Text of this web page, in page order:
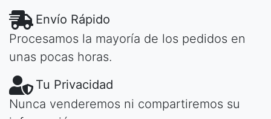
Envío Rápido
Procesamos la mayoría de los pedidos en
unas pocas horas.
Tu Privacidad
Nunca venderemos ni compartiremos su